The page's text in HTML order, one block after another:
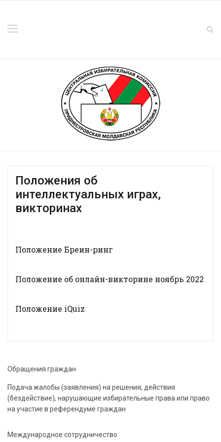
Положения об
интеллектуальных играх,
викторинах
Положение Бреин-ринг
Положение об онлайн-викторине ноябрь 2022
Положение iQuiz
Обращения граждан
Подача жалобы (заявления) на решения, действия
(бездействие), нарушающие избирательные права или право
на участие в референдуме граждан
Международное сотрудничество